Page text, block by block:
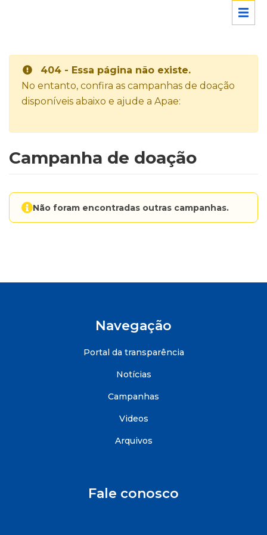
404 - Essa página não existe.
No entanto, confira as campanhas de doação
disponíveis abaixo e ajude a Apae:
Campanha de doação
Não foram encontradas outras campanhas.
Navegação
Portal da transparência
Notícias
Campanhas
Videos
Arquivos
Fale conosco